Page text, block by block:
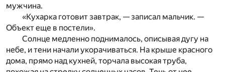
мужчина.
«Кухарка готовит завтрак, — записал мальчик. —
Объект еще в постели».
Солнце медленно поднималось, описывая дугу на
небе, и тени начали укорачиваться. На крыше красного
дома, прямо над кухней, торчала высокая труба,